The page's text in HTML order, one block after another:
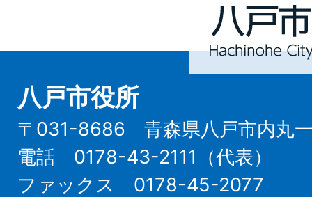
Hachinohe
City
八戸市役所
〒031-8686 青森県八戸市内丸一
電話 0178-43-2111（代表）
ファックス 0178-45-2077